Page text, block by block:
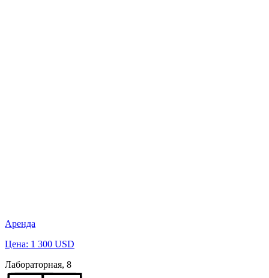
Аренда
Цена: 1 300 USD
Лабораторная, 8